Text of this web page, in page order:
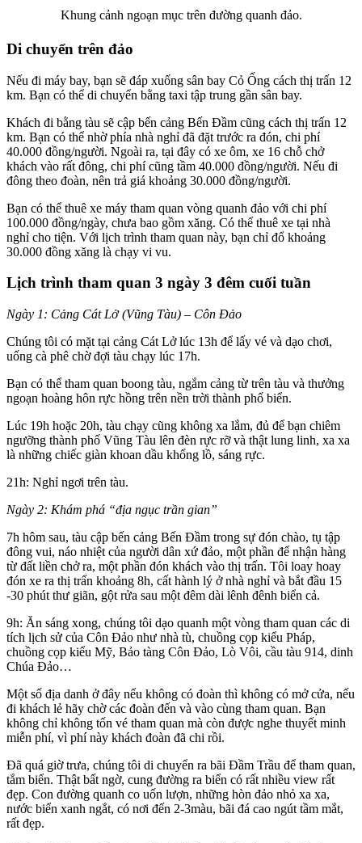
Khung cảnh ngoạn mục trên đường quanh đảo.
Di chuyển trên đảo
Nếu đi máy bay, bạn sẽ đáp xuống sân bay Cỏ Ống cách thị trấn 12
km. Bạn có thể di chuyển bằng taxi tập trung gần sân bay.
Khách đi bằng tàu sẽ cập bến cảng Bến Đầm cũng cách thị trấn 12
km. Bạn có thể nhờ phía nhà nghỉ đã đặt trước ra đón, chi phí
40.000 đồng/người. Ngoài ra, tại đây có xe ôm, xe 16 chỗ chở
khách vào rất đông, chi phí cũng tầm 40.000 đồng/người. Nếu đi
đông theo đoàn, nên trả giá khoảng 30.000 đồng/người.
Bạn có thể thuê xe máy tham quan vòng quanh đảo với chi phí
100.000 đồng/ngày, chưa bao gồm xăng. Có thể thuê xe tại nhà
nghỉ cho tiện. Với lịch trình tham quan này, bạn chỉ đổ khoảng
30.000 đồng xăng là chạy vi vu.
Lịch trình tham quan 3 ngày 3 đêm cuối tuần
Ngày 1: Cảng Cát Lở (Vũng Tàu) – Côn Đảo
Chúng tôi có mặt tại cảng Cát Lở lúc 13h để lấy vé và dạo chơi,
uống cà phê chờ đợi tàu chạy lúc 17h.
Bạn có thể tham quan boong tàu, ngắm cảng từ trên tàu và thưởng
ngoạn hoàng hôn rực hồng trên nền trời thành phố biển.
Lúc 19h hoặc 20h, tàu chạy cũng không xa lắm, đủ để bạn chiêm
ngưỡng thành phố Vũng Tàu lên đèn rực rỡ và thật lung linh, xa xa
là những chiếc giàn khoan dầu khổng lồ, sáng rực.
21h: Nghỉ ngơi trên tàu.
Ngày 2: Khám phá “địa ngục trần gian”
7h hôm sau, tàu cập bến cảng Bến Đầm trong sự đón chào, tụ tập
đông vui, náo nhiệt của người dân xứ đảo, một phần để nhận hàng
từ đất liền chở ra, một phần đón khách vào thị trấn. Tôi loay hoay
đón xe ra thị trấn khoảng 8h, cất hành lý ở nhà nghỉ và bắt đầu 15
-30 phút thư giãn, gột rửa sau một đêm dài lênh đênh biển cả.
9h: Ăn sáng xong, chúng tôi dạo quanh một vòng tham quan các di
tích lịch sử của Côn Đảo như nhà tù, chuồng cọp kiểu Pháp,
chuồng cọp kiểu Mỹ, Bảo tàng Côn Đảo, Lò Vôi, cầu tàu 914, dinh
Chúa Đảo…
Một số địa danh ở đây nếu không có đoàn thì không có mở cửa, nếu
đi khách lẻ hãy chờ các đoàn đến và vào cùng tham quan. Bạn
không chỉ không tốn vé tham quan mà còn được nghe thuyết minh
miễn phí, vì phí này khách đoàn đã chi rồi.
Đã quá giờ trưa, chúng tôi di chuyển ra bãi Đầm Trầu để tham quan,
tắm biển. Thật bất ngờ, cung đường ra biển có rất nhiều view rất
đẹp. Con đường quanh co uốn lượn, những hòn đảo nhỏ xa xa,
nước biển xanh ngắt, có nơi đến 2-3màu, bãi đá cao ngút tầm mắt,
rất đẹp.